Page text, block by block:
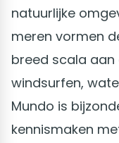
natuurlijke
meren vormen
breed scala aan
windsurfen,
Mundo is
kennismaken